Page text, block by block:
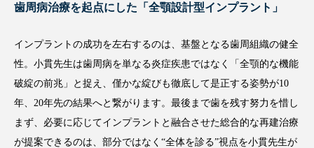
歯周病治療を起点にした「全顎設計型インプラント」
インプラントの成功を左右するのは、基盤となる歯周組織の健全
性。小貫先生は歯周病を単なる炎症疾患ではなく「全顎的な機能
破綻の前兆」と捉え、僅かな綻びも徹底して是正する姿勢が10
年、20年先の結果へと繋がります。最後まで歯を残す努力を惜し
まず、必要に応じてインプラントと融合させた総合的な再建治療
が提案できるのは、部分ではなく“全体を診る”視点を小貫先生が